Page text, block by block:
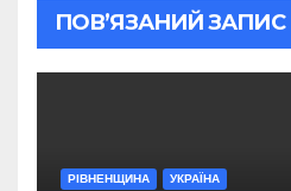
ПОВ’ЯЗАНИЙ ЗАПИС
РІВНЕНЩИНА УКРАЇНА